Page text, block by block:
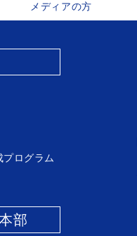
メディアの方
ログラム
部